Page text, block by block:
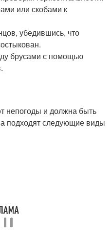
или скобами к
убедившись, что
брусами с помощью
непогоды и должна быть
подходят следующие виды